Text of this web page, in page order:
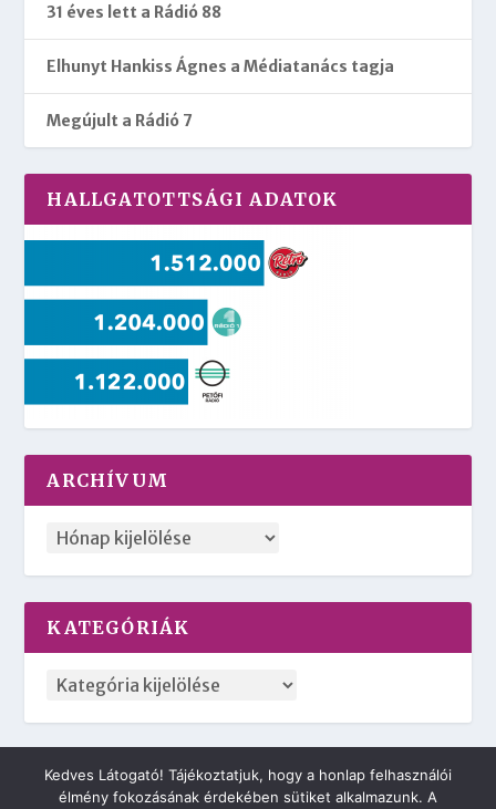
31 éves lett a Rádió 88
Elhunyt Hankiss Ágnes a Médiatanács tagja
Megújult a Rádió 7
HALLGATOTTSÁGI ADATOK
ARCHÍVUM
KATEGÓRIÁK
2018 © Minden jog fenntartva. | 42NET MARVIN CLOUD
Kedves Látogató! Tájékoztatjuk, hogy a honlap felhasználói
élmény fokozásának érdekében sütiket alkalmazunk. A